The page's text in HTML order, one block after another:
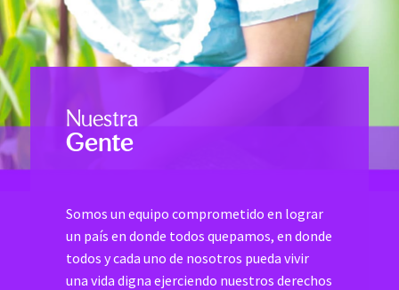
Nuestra
Gente
Somos un equipo comprometido en lograr
un país en donde todos quepamos, en donde
todos y cada uno de nosotros pueda vivir
una vida digna ejerciendo nuestros derechos